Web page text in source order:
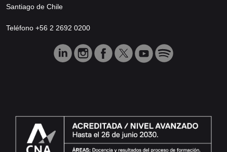
Santiago de Chile
Teléfono +56 2 2692 0200